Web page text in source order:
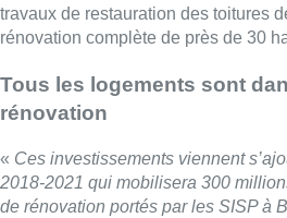
travaux de restauration des toitures
rénovation complète de près de 30
Tous les logements sont
rénovation
« Ces investissements viennent
2018-2021 qui mobilisera 300
de rénovation portés par les SISP à